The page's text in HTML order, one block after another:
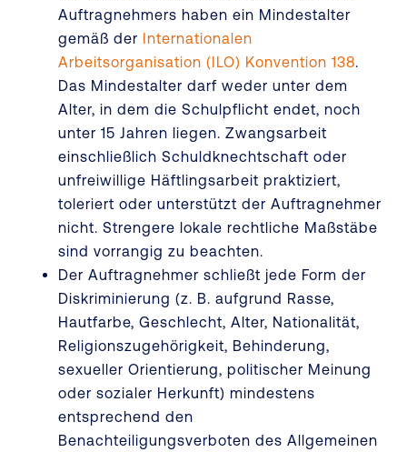
Auftragnehmers haben ein Mindestalter
gemäß der Internationalen
Arbeitsorganisation (ILO) Konvention 138.
Das Mindestalter darf weder unter dem
Alter, in dem die Schulpflicht endet, noch
unter 15 Jahren liegen. Zwangsarbeit
einschließlich Schuldknechtschaft oder
unfreiwillige Häftlingsarbeit praktiziert,
toleriert oder unterstützt der Auftragnehmer
nicht. Strengere lokale rechtliche Maßstäbe
sind vorrangig zu beachten.
Der Auftragnehmer schließt jede Form der
Diskriminierung (z. B. aufgrund Rasse,
Hautfarbe, Geschlecht, Alter, Nationalität,
Religionszugehörigkeit, Behinderung,
sexueller Orientierung, politischer Meinung
oder sozialer Herkunft) mindestens
entsprechend den
Benachteiligungsverboten des Allgemeinen